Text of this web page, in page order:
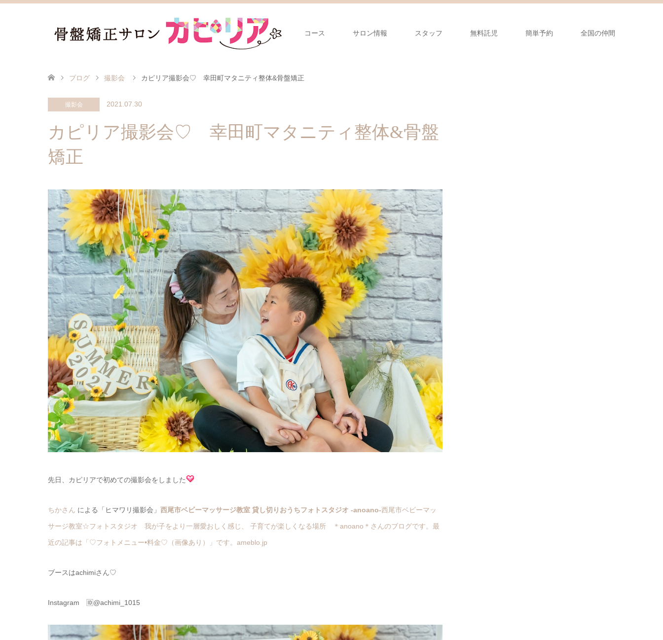
コース サロン情報 スタッフ 無料託児 簡単予約 全国の仲間
ブログ 撮影会 カピリア撮影会♡ 幸田町マタニティ整体&骨盤矯正
撮影会 2021.07.30
カピリア撮影会♡ 幸田町マタニティ整体&骨盤
矯正
先日、カピリアで初めての撮影会をしました
ちかさん による「ヒマワリ撮影会」 西尾市ベビーマッサージ教室 貸し切りおうちフォトスタジオ -anoano-西尾市ベビーマッ
サージ教室☆フォトスタジオ 我が子をより一層愛おしく感じ、 子育てが楽しくなる場所 ＊anoano＊さんのブログです。最
近の記事は「♡フォトメニュー•料金♡（画像あり）」です。ameblo.jp
ブースはachimiさん♡
Instagram 🆔@achimi_1015